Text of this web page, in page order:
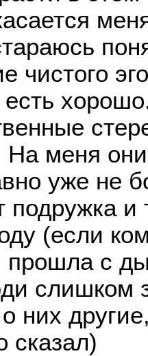
чистого
есть
На меня
уже не
подружка
(если
прошла с
слишком
них
сказал)